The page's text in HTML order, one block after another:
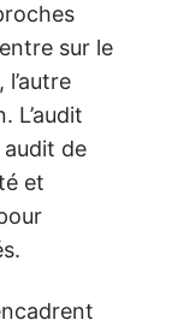
sur le
L’audit
audit de
et